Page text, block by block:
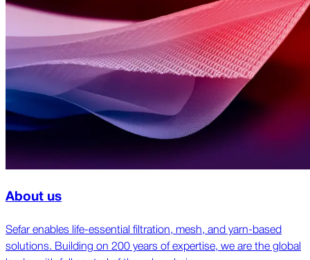
About us
Sefar enables life-essential filtration, mesh, and yarn-based
solutions. Building on 200 years of expertise, we are the global